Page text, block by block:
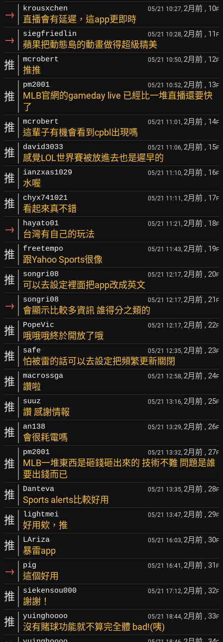
→ krousxchen 05/21 10:27, 2月前 , 10F
直播會有延遲，這app更即時
→ siegfriedlin 05/21 10:28, 2月前 , 11 F
蘋果把動態島的動畫做得超級精美
推 mcrobert 05/21 10:50, 2月前 , 12F
推推
推
pm2001 05/21 10:52, 2月前 , 13F
MLB官網的gameday live 已經比一堆直播還要快
了
推 mcrobert 05/21 11:01, 2月前 , 14F
這輩子有機會看到cpbl出現嗎
推 david3033 05/21 11:06, 2月前 , 15F
感覺LOL世界賽被放進去也是遲早的
推 ianzxas1029 05/21 11:10, 2月前 , 16F
水喔
推 chyx741021 05/21 11:11, 2月前 , 17F
看起來真不錯
→ hayato01 05/21 11:21, 2月前 , 18F
台灣有自己的玩法
推 freetempo 05/21 11:43, 2月前 , 19F
跟Yahoo Sports很像
推 songri08 05/21 12:17, 2月前 , 20F
可以去設定裡面把app改成英文
→ songri08 05/21 12:17, 2月前 , 21 F
會顯示比較多資訊 誰得分之類的
推 PopeVic 05/21 12:17, 2月前 , 22F
哦哦哦終於開放了哦
推 safe 05/21 12:35, 2月前 , 23F
怕被雷的話可以去設定把頻繁更新關閉
推 macrossga 05/21 12:58, 2月前 , 24F
讚啦
推 suuz 05/21 13:16, 2月前 , 25F
讚 感謝情報
推 an138 05/21 13:29, 2月前 , 26F
會很耗電嗎
推
pm2001 05/21 13:32, 2月前 , 27F
MLB一堆東西是砸錢砸出來的 技術不難 問題是誰
要出錢而已
推 Danteva 05/21 13:35, 2月前 , 28F
Sports alerts比較好用
推 lightmei 05/21 13:47, 2月前 , 29F
好用欸，推
推 LAriza 05/21 16:03, 2月前 , 30F
暴雷app
→ pig 05/21 16:41, 2月前 , 31 F
這個好用
推 siekensou000 05/21 17:12, 2月前 , 32F
謝謝！
推 yuinghoooo 05/21 18:44, 2月前 , 33F
沒有賭球功能就不算完全體 bad!(咦)